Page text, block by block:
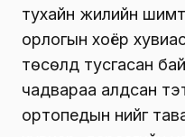
тухайн жилийн
орлогын хоёр
төсөлд тусгасан
чадвараа алдсан
ортопедын үнийг